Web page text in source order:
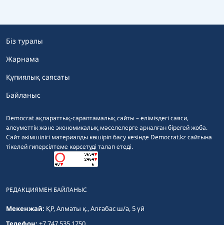
Democrat ақпараттық-сараптамалық сайты – еліміздегі саяси,
әлеуметтік және экономикалық мәселелерге арналған бірегей жоба.
Сайт әкімшілігі материалды көшіріп басу кезінде Democrat.kz сайтына
тікелей гиперсілтеме көрсетуді талап етеді.
Біз туралы
Жарнама
Құпиялық саясаты
Байланыс
РЕДАКЦИЯМЕН БАЙЛАНЫС
Мекенжай: ҚР, Алматы қ., Алғабас ш/а, 5 үй